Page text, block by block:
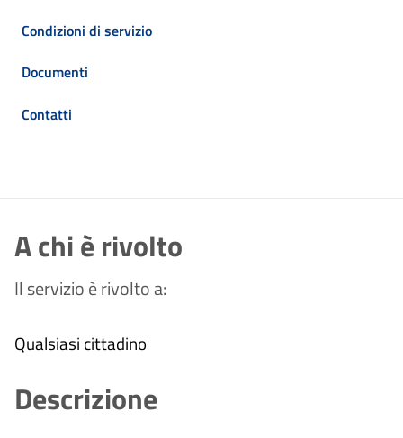
Condizioni di servizio
Documenti
Contatti
A chi è rivolto
Il servizio è rivolto a:
Qualsiasi cittadino
Descrizione